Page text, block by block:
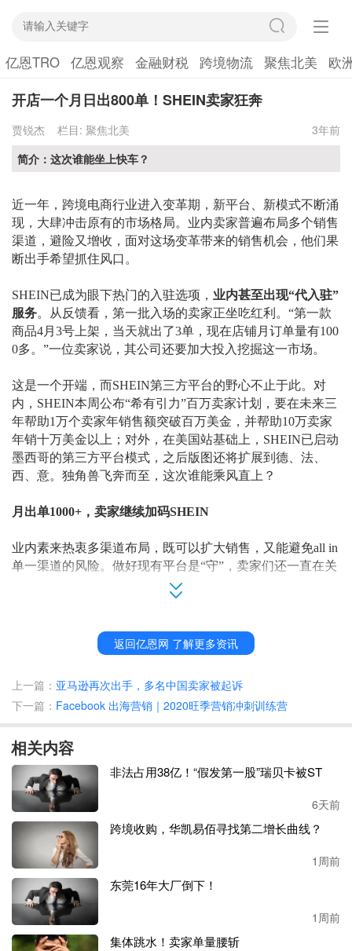
亿恩TRO 亿恩观察 金融财税 跨境物流 聚焦北美 欧
开店一个月日出800单！SHEIN卖家狂奔
贾锐杰 栏目: 聚焦北美
3年前
简介：这次谁能坐上快车？
近一年，跨境电商行业进入变革期，新平台、新模式不断涌
现，大肆冲击原有的市场格局。业内卖家普遍布局多个销售
渠道，避险又增收，面对这场变革带来的销售机会，他们果
断出手希望抓住风口。
SHEIN已成为眼下热门的入驻选项 ， 业内甚至出现“代入驻”
服务。从反馈看，第一批入场的卖家正坐吃红利。 “第一款
商品4月3号上架，当天就出了3单，现在店铺月订单量有100
0多。”一位卖家说，其公司还要加大投入挖掘这一市场。
这是一个开端，而SHEIN第三方平台的野心不止于此。对
内，SHEIN本周公布“希有引力”百万卖家计划，要在未来三
年帮助1万个卖家年销售额突破百万美金，并帮助10万卖家
年销十万美金以上；对外，在美国站基础上，SHEIN已启动
墨西哥的第三方平台模式，之后版图还将扩展到德、法、
西、意。独角兽飞奔而至，这次谁能乘风直上？
月出单1000+，卖家继续加码SHEIN
业内素来热衷多渠道布局，既可以扩大销售，又能避免all in
单一渠道的风险。做好现有平台是“守”，卖家们还一直在关
注有潜力的新平台，期待打开新的销售通道。从DTC巨头转
型平台化的SHEIN，来得刚刚好。
Apptopia全球App下载榜单显示，2022年SHEIN安装量为2.2
9亿次，是全球下载量最大的购物应用程序，用户量之大可
个产品，出单了，4单。”“珠宝饰品，上线第一天就出单
了。”“开店不到一周出了第一单，今天刚好一个月，现在稳
一位卖家先后入驻了 SHEIN和另一个平台。“事实证明，希
音起量更快，一个月稍有成效。
现在上了几十个款，销量主
要看产品，价格问题不是很大。
该卖家展示的后台截图显
示，其前天销量为
近900。
老卖家的动作更快。
一个深耕DIY手工行业
驻亚马逊等多个线上线下销售渠道。
返回亿恩网 了解更多资讯
上一篇： 亚马逊再次出手，多名中国卖家被起诉
下一篇： Facebook 出海营销｜2020旺季营销冲刺训练营
相关内容
非法占用38亿！“假发第一股”瑞贝卡被ST
6天前
跨境收购，华凯易佰寻找第二增长曲线？
1周前
东莞16年大厂倒下！
1周前
集体跳水！卖家单量腰斩